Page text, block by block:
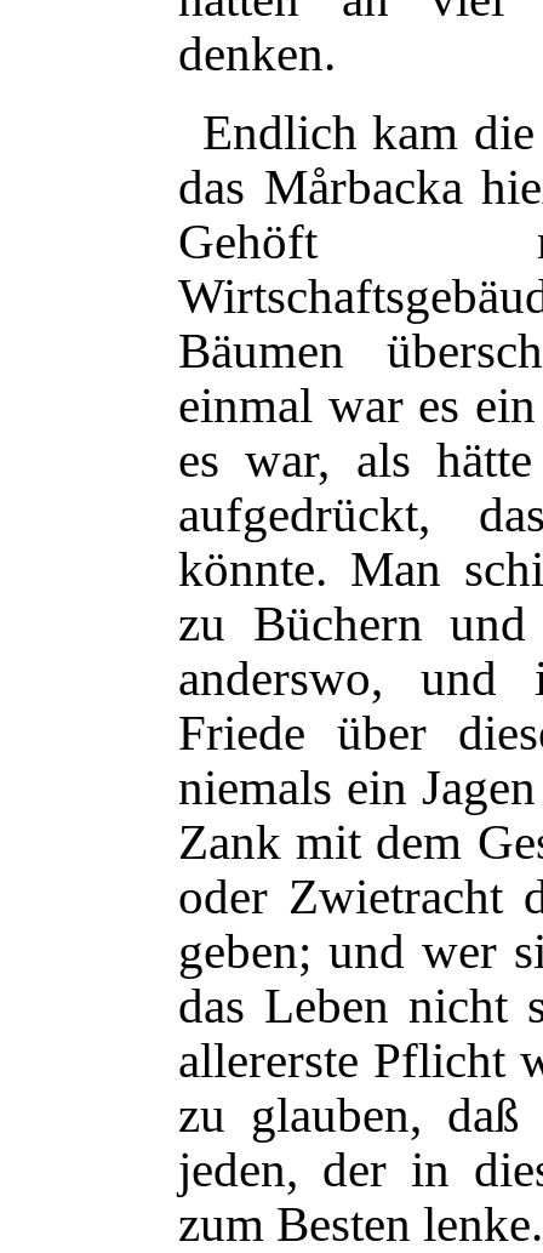
denken.
Endlich kam
das Mårbacka
Gehöft
Bäumen
einmal war es
es war, als
aufgedrückt,
könnte. Man
zu Büchern
anderswo,
Friede über
niemals ein
Zank mit dem
oder Zwietracht
geben; und wer
das Leben nicht
allererste Pflicht
zu glauben,
jeden, der in
zum Besten lenke.